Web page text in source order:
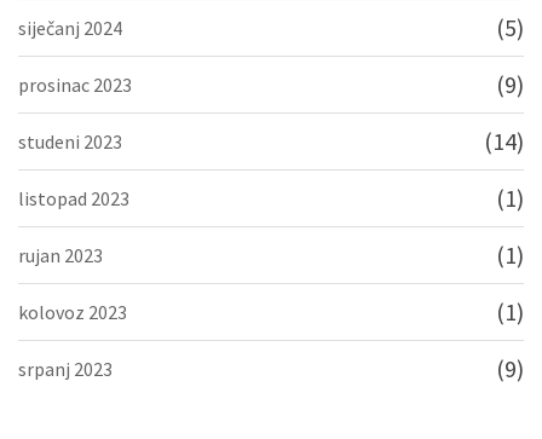
siječanj 2024 (5)
prosinac 2023 (9)
studeni 2023 (14)
listopad 2023 (1)
rujan 2023 (1)
kolovoz 2023 (1)
srpanj 2023 (9)